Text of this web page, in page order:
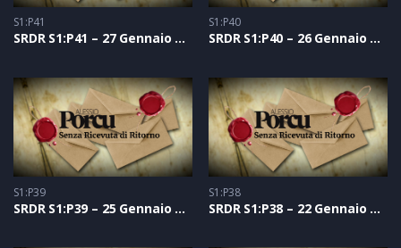
S1:P41
SRDR S1:P41 – 27 Gennaio 2021
S1:P40
SRDR S1:P40 – 26 Gennaio 2021
S1:P39
SRDR S1:P39 – 25 Gennaio 2021
S1:P38
SRDR S1:P38 – 22 Gennaio 2021